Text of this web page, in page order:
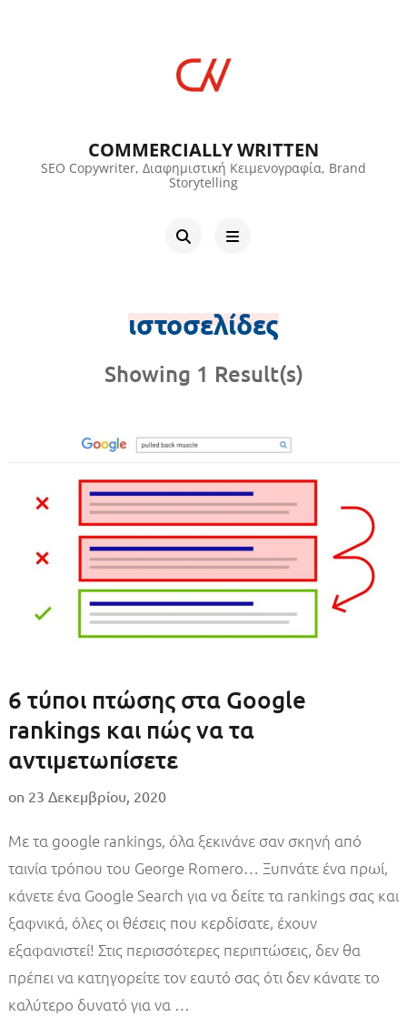
COMMERCIALLY WRITTEN
SEO Copywriter, Διαφημιστική Κειμενογραφία, Brand
Storytelling
ιστοσελίδες
Showing 1 Result(s)
6 τύποι πτώσης στα Google
rankings και πώς να τα
αντιμετωπίσετε
on 23 Δεκεμβρίου, 2020
Με τα google rankings, όλα ξεκινάνε σαν σκηνή από
ταινία τρόπου του George Romero… Ξυπνάτε ένα πρωί,
κάνετε ένα Google Search για να δείτε τα rankings σας και
ξαφνικά, όλες οι θέσεις που κερδίσατε, έχουν
εξαφανιστεί! Στις περισσότερες περιπτώσεις, δεν θα
πρέπει να κατηγορείτε τον εαυτό σας ότι δεν κάνατε το
καλύτερο δυνατό για να …